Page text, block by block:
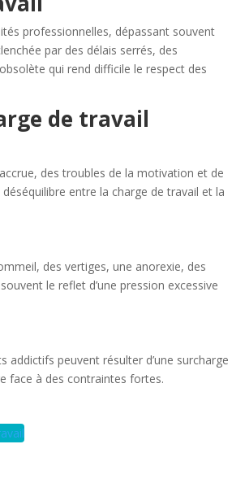
professionnelles, dépassant souvent
par des délais serrés, des
qui rend difficile le respect des
de travail
des troubles de la motivation et de
entre la charge de travail et la
des vertiges, une anorexie, des
le reflet d’une pression excessive
addictifs peuvent résulter d’une surcharge
face à des contraintes fortes.